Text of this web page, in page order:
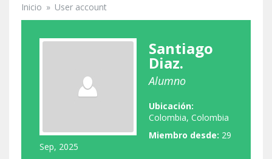
Se encuentra usted aquí
Inicio » User account
Santiago
Diaz.
Alumno
Ubicación:
Colombia, Colombia
Miembro desde: 29
Sep, 2025